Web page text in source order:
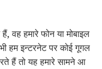
हमारे फोन या मोबाइल
हम इन्टरनेट पर कोई गूगल
हैं तो यह हमारे सामने आ